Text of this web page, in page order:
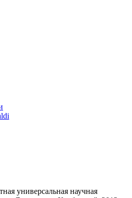
универсальная научная